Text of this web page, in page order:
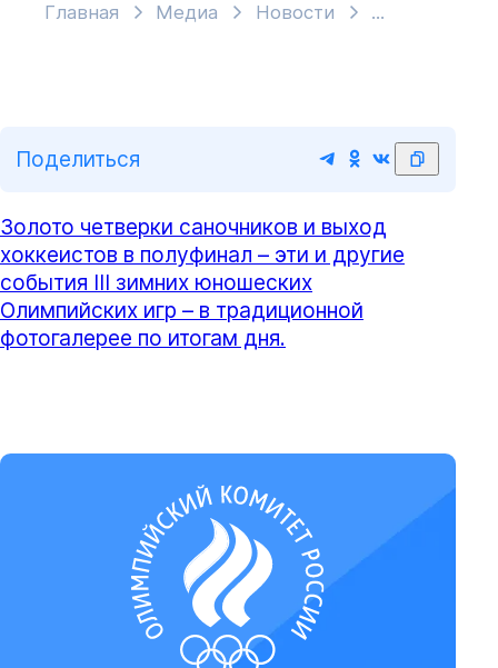
Главная Медиа Новости
Поделиться
Золото четверки саночников и выход
хоккеистов в полуфинал – эти и другие
события III зимних юношеских
Олимпийских игр – в традиционной
фотогалерее по итогам дня.